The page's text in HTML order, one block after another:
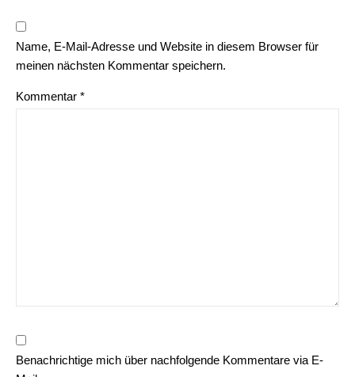
Name, E-Mail-Adresse und Website in diesem Browser für
meinen nächsten Kommentar speichern.
Kommentar *
Benachrichtige mich über nachfolgende Kommentare via E-